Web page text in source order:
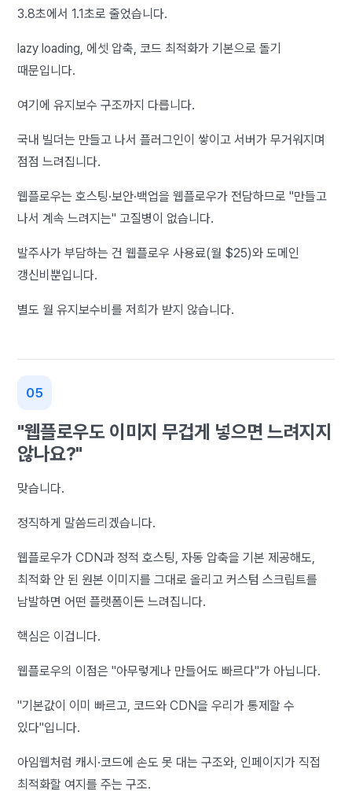
3.8초에서 1.1초로 줄었습니다.
lazy loading, 에셋 압축, 코드 최적화가 기본으로 돌기
때문입니다.
여기에 유지보수 구조까지 다릅니다.
국내 빌더는 만들고 나서 플러그인이 쌓이고 서버가 무거워지며
점점 느려집니다.
웹플로우는 호스팅·보안·백업을 웹플로우가 전담하므로 "만들고
나서 계속 느려지는" 고질병이 없습니다.
발주사가 부담하는 건 웹플로우 사용료(월 $25)와 도메인
갱신비뿐입니다.
별도 월 유지보수비를 저희가 받지 않습니다.
"웹플로우도 이미지 무겁게 넣으면 느려지지
않나요?"
맞습니다.
정직하게 말씀드리겠습니다.
웹플로우가 CDN과 정적 호스팅, 자동 압축을 기본 제공해도,
최적화 안 된 원본 이미지를 그대로 올리고 커스텀 스크립트를
남발하면 어떤 플랫폼이든 느려집니다.
핵심은 이겁니다.
웹플로우의 이점은 "아무렇게나 만들어도 빠르다"가 아닙니다.
"기본값이 이미 빠르고, 코드와 CDN을 우리가 통제할 수
있다"입니다.
아임웹처럼 캐시·코드에 손도 못 대는 구조와, 인페이지가 직접
최적화할 여지를 주는 구조.